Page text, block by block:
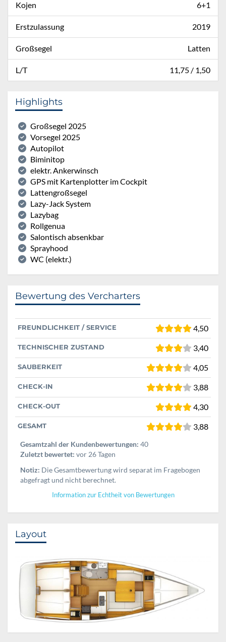
Kojen 6+1
Erstzulassung 2019
Großsegel Latten
L/T 11,75 / 1,50
Highlights
Großsegel 2025
Vorsegel 2025
Autopilot
Biminitop
elektr. Ankerwinsch
GPS mit Kartenplotter im Cockpit
Lattengroßsegel
Lazy-Jack System
Lazybag
Rollgenua
Salontisch absenkbar
Sprayhood
WC (elektr.)
Bewertung des Vercharters
FREUNDLICHKEIT / SERVICE 4,50
TECHNISCHER ZUSTAND 3,40
SAUBERKEIT 4,05
CHECK-IN 3,88
CHECK-OUT 4,30
GESAMT 3,88
Gesamtzahl der Kundenbewertungen: 40
Zuletzt bewertet: vor 26 Tagen
Notiz: Die Gesamtbewertung wird separat im Fragebogen
abgefragt und nicht berechnet.
Information zur Echtheit von Bewertungen
Layout